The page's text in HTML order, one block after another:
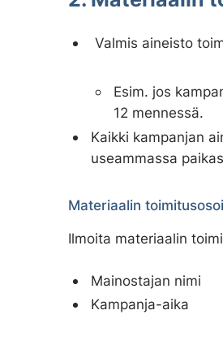
Valmis aineisto
Esim. jos
12 mennessä.
Kaikki kampanjan
useammassa
Materiaalin
Ilmoita materiaalin
Mainostajan nimi
Kampanja-aika